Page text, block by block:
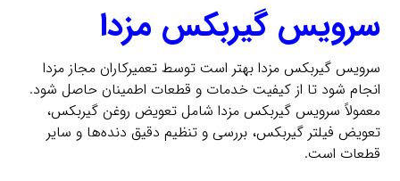
سرویس گیربکس مزدا
سرویس گیربکس مزدا بهتر است توسط تعمیرکاران مجاز مزدا
انجام شود تا از کیفیت خدمات و قطعات اطمینان حاصل شود.
معمولاً سرویس گیربکس مزدا شامل تعویض روغن گیربکس،
تعویض فیلتر گیربکس، بررسی و تنظیم دقیق دنده‌ها و سایر
قطعات است.